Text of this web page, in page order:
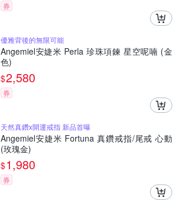
券
優雅背後的無限可能
Angemiel安婕米 Perla 珍珠項鍊 星空呢喃 (金
色)
$2,580
券
天然真鑽x開運戒指 新品首曝
Angemiel安婕米 Fortuna 真鑽戒指/尾戒 心動
(玫瑰金)
$1,980
券